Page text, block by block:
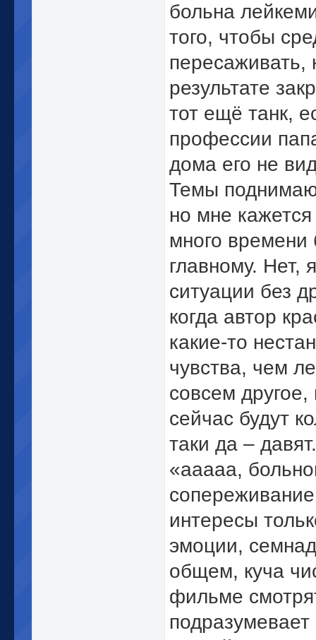
больна
того, чтобы
пересаживать,
результате
тот ещё танк,
профессии
дома его не
Темы
но мне
много
главному. Нет,
ситуации без
когда автор
какие-то
чувства, чем
совсем
сейчас будут
таки да –
«ааааа,
интересы
эмоции,
общем, куча
фильме